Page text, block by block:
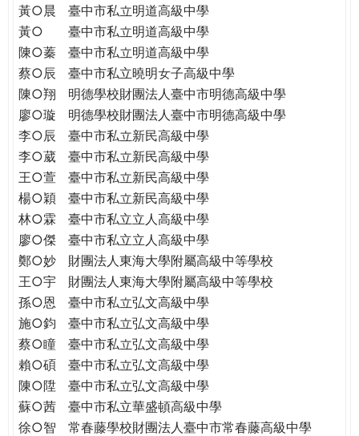
黃○晨
臺中市私立明道高級中學
黃○
臺中市私立明道高級中學
陳○蓁
臺中市私立明道高級中學
蔡○辰
臺中市私立曉明女子高級中學
陳○翔
明德學校財團法人臺中市明德高級中學
廖○璇
明德學校財團法人臺中市明德高級中學
李○辰
臺中市私立新民高級中學
李○葳
臺中市私立新民高級中學
王○萱
臺中市私立新民高級中學
楊○穎
臺中市私立新民高級中學
林○霖
臺中市私立立人高級中學
廖○傑
臺中市私立立人高級中學
鄭○妙
財團法人東海大學附屬高級中等學校
王○宇
財團法人東海大學附屬高級中等學校
孫○恩
臺中市私立弘文高級中學
施○鈞
臺中市私立弘文高級中學
蔡○瞳
臺中市私立弘文高級中學
賴○碩
臺中市私立弘文高級中學
陳○陞
臺中市私立弘文高級中學
蘇○茜
臺中市私立華盛頓高級中學
徐○智
常春藤學校財團法人臺中市常春藤高級中學